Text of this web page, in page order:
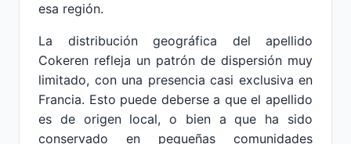
esa región.
La distribución geográfica del apellido
Cokeren refleja un patrón de dispersión muy
limitado, con una presencia casi exclusiva en
Francia. Esto puede deberse a que el apellido
es de origen local, o bien a que ha sido
conservado en pequeñas comunidades